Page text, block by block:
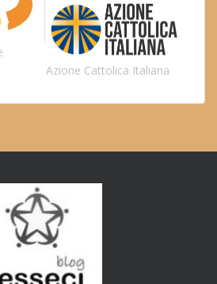
Azione Cattolica Italiana